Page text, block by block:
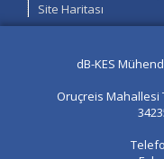
Site Haritası
dB-KES
Oruçreis Mahallesi